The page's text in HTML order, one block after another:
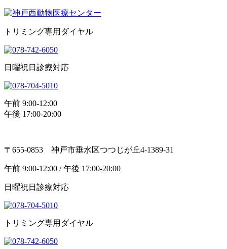
トリミング専用ダイヤル
日曜祝日診療対応
午前 9:00-12:00
午後 17:00-20:00
〒655-0853 神戸市垂水区つつじが丘4-1389-31
午前 9:00-12:00 / 午後 17:00-20:00
日曜祝日診療対応
トリミング専用ダイヤル